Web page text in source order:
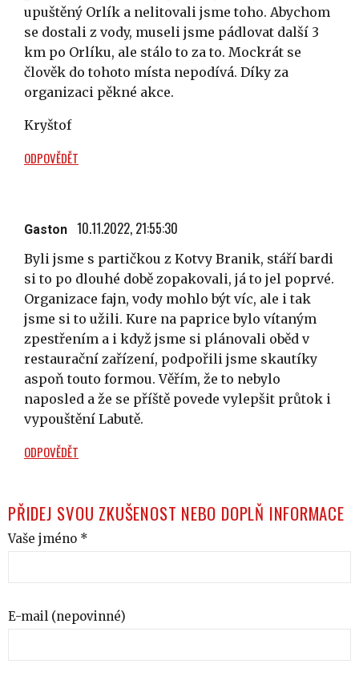
upuštěný Orlík a nelitovali jsme toho. Abychom
se dostali z vody, museli jsme pádlovat další 3
km po Orlíku, ale stálo to za to. Mockrát se
člověk do tohoto místa nepodívá. Díky za
organizaci pěkné akce.
Kryštof
ODPOVĚDĚT
Gaston 10.11.2022, 21:55:30
Byli jsme s partičkou z Kotvy Branik, stáří bardi
si to po dlouhé době zopakovali, já to jel poprvé.
Organizace fajn, vody mohlo být víc, ale i tak
jsme si to užili. Kure na paprice bylo vítaným
zpestřením a i když jsme si plánovali oběd v
restaurační zařízení, podpořili jsme skautíky
aspoň touto formou. Věřím, že to nebylo
naposled a že se příště povede vylepšit průtok i
vypouštění Labutě.
ODPOVĚDĚT
PŘIDEJ SVOU ZKUŠENOST NEBO DOPLŇ INFORMACE
Vaše jméno *
E-mail (nepovinné)